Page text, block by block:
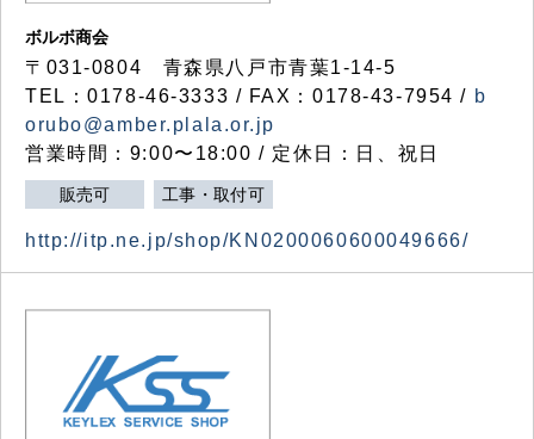
ボルボ商会
〒031-0804 青森県八戸市青葉1-14-5
TEL：0178-46-3333 / FAX：0178-43-7954 / b
orubo@amber.plala.or.jp
営業時間：9:00〜18:00 / 定休日：日、祝日
販売可 工事・取付可
http://itp.ne.jp/shop/KN0200060600049666/